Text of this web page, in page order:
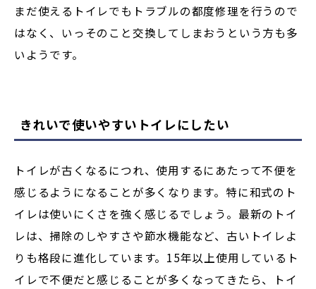
まだ使えるトイレでもトラブルの都度修理を行うので
はなく、いっそのこと交換してしまおうという方も多
いようです。
きれいで使いやすいトイレにしたい
トイレが古くなるにつれ、使用するにあたって不便を
感じるようになることが多くなります。特に和式のト
イレは使いにくさを強く感じるでしょう。最新のトイ
レは、掃除のしやすさや節水機能など、古いトイレよ
りも格段に進化しています。 15年以上使用しているト
イレで不便だと感じることが多くなってきたら、トイ